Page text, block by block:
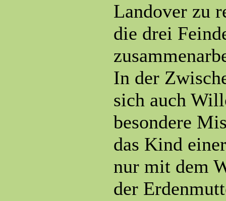
Landover zu
die drei
In der
sich auch
besondere
das Kind
nur mit dem
der